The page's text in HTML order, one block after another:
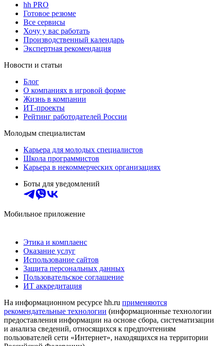
hh PRO
Готовое резюме
Все сервисы
Хочу у вас работать
Производственный календарь
Экспертная рекомендация
Новости и статьи
Блог
О компаниях в игровой форме
Жизнь в компании
ИТ-проекты
Рейтинг работодателей России
Молодым специалистам
Карьера для молодых специалистов
Школа программистов
Карьера в некоммерческих организациях
Боты для уведомлений
Мобильное приложение
Этика и комплаенс
Оказание услуг
Использование сайтов
Защита персональных данных
Пользовательское соглашение
ИТ аккредитация
На информационном ресурсе hh.ru применяются
рекомендательные технологии (информационные технологии
предоставления информации на основе сбора, систематизации
и анализа сведений, относящихся к предпочтениям
пользователей сети «Интернет», находящихся на территории